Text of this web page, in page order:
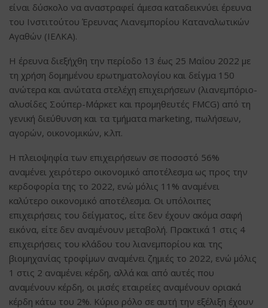
είναι δύσκολο να αναστραφεί άμεσα καταδεικνύει έρευνα
του Ινστιτούτου Έρευνας Λιανεμπορίου Καταναλωτικών
Αγαθών (ΙΕΛΚΑ).
Η έρευνα διεξήχθη την περίοδο 13 έως 25 Μαΐου 2022 με
τη χρήση δομημένου ερωτηματολογίου και δείγμα 150
ανώτερα και ανώτατα στελέχη επιχειρήσεων (λιανεμπόριο-
αλυσίδες Σούπερ-Μάρκετ και προμηθευτές FMCG) από τη
γενική διεύθυνση και τα τμήματα marketing, πωλήσεων,
αγορών, οικονομικών, κ.λπ.
Η πλειοψηφία των επιχειρήσεων σε ποσοστό 56%
αναμένει χειρότερο οικονομικό αποτέλεσμα ως προς την
κερδοφορία της το 2022, ενώ μόλις 11% αναμένει
καλύτερο οικονομικό αποτέλεσμα. Οι υπόλοιπες
επιχειρήσεις του δείγματος, είτε δεν έχουν ακόμα σαφή
εικόνα, είτε δεν αναμένουν μεταβολή. Πρακτικά 1 στις 4
επιχειρήσεις του κλάδου του λιανεμπορίου και της
βιομηχανίας τροφίμων αναμένει ζημιές το 2022, ενώ μόλις
1 στις 2 αναμένει κέρδη, αλλά και από αυτές που
αναμένουν κέρδη, οι μισές εταιρείες αναμένουν οριακά
κέρδη κάτω του 2%. Κύριο ρόλο σε αυτή την εξέλιξη έχουν